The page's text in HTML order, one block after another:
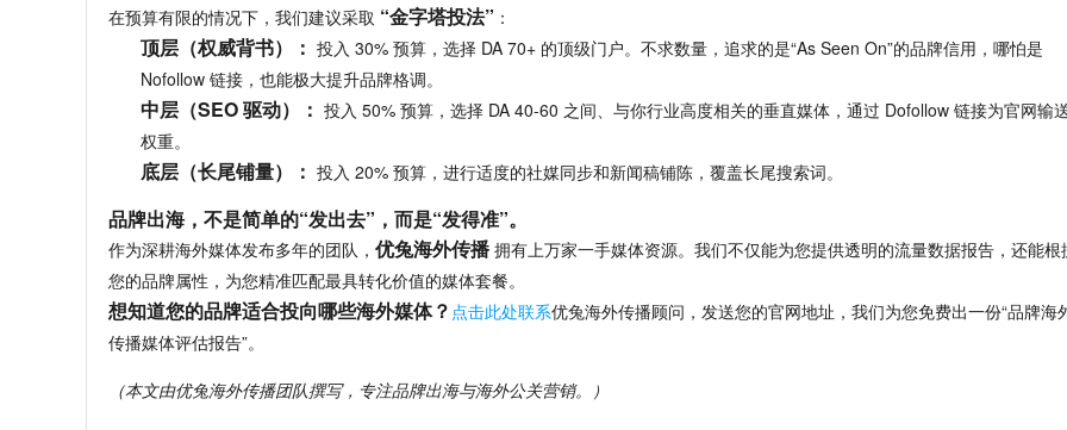
在预算有限的情况下， 我们建议采取 “金字塔投法” ：
顶层（权威背书）： 投入 30% 预算， 选择 DA 70+ 的顶级门户。 不求数量， 追求的是“As Seen On”的品牌信用， 哪怕是
Nofollow 链接， 也能极大提升品牌格调。
中层（SEO 驱动）： 投入 50% 预算， 选择 DA 40-60 之间、 与你行业高度相关的垂直媒体， 通过 Dofollow 链接为官网输
权重。
底层（长尾铺量）： 投入 20% 预算， 进行适度的社媒同步和新闻稿铺陈， 覆盖长尾搜索词。
品牌出海，不是简单的“发出去”，而是“发得准”。
作为深耕海外媒体发布多年的团队， 优兔海外传播 拥有上万家一手媒体资源。 我们不仅能为您提供透明的流量数据报告， 还能根
您的品牌属性， 为您精准匹配最具转化价值的媒体套餐。
想知道您的品牌适合投向哪些海外媒体？ 点击此处联系优兔海外传播顾问 ， 发送您的官网地址， 我们为您免费出一份“品牌海
传播媒体评估报告”。
（本文由优兔海外传播团队撰写，专注品牌出海与海外公关营销。）